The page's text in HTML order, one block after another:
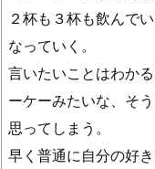
２杯も３杯も飲んで
なっていく。
言いたいことはわか
ーケーみたいな、そ
思ってしまう。
早く普通に自分の好